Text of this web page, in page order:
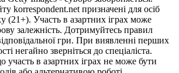
korrespondent.net призначені для осіб
(21+). Участь в азартних іграх може
залежність. Дотримуйтесь правил
гри. При виявленні перших
негайно зверніться до спеціаліста.
участь в азартних іграх не може бути